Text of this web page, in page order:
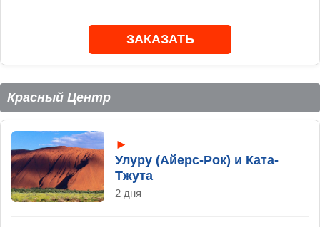
ЗАКАЗАТЬ
Красный Центр
►
Улуру (Айерс-Рок) и Ката-
Тжута
2 дня